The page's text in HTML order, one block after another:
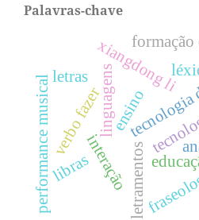
Palavras-chave
linguagens
letramentos
ensino
xiangdong li
formação
interação
verbo fazer
performance musicallibras
letras